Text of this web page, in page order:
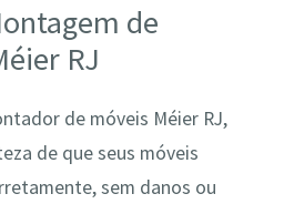
de
RJ
de móveis Méier RJ,
de que seus móveis
sem danos ou